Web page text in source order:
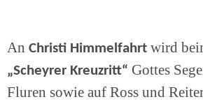
An Christi Himmelfahrt wird
„Scheyrer Kreuzritt“ Gottes
Fluren sowie auf Ross und